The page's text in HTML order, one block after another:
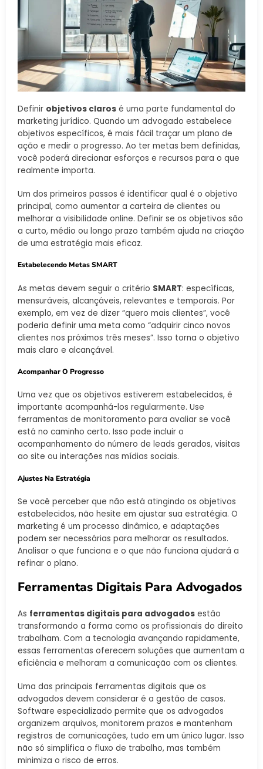
Definir objetivos claros é uma parte fundamental do
marketing jurídico. Quando um advogado estabelece
objetivos específicos, é mais fácil traçar um plano de
ação e medir o progresso. Ao ter metas bem definidas,
você poderá direcionar esforços e recursos para o que
realmente importa.
Um dos primeiros passos é identificar qual é o objetivo
principal, como aumentar a carteira de clientes ou
melhorar a visibilidade online. Definir se os objetivos são
a curto, médio ou longo prazo também ajuda na criação
de uma estratégia mais eficaz.
Estabelecendo Metas SMART
As metas devem seguir o critério SMART: específicas,
mensuráveis, alcançáveis, relevantes e temporais. Por
exemplo, em vez de dizer “quero mais clientes”, você
poderia definir uma meta como “adquirir cinco novos
clientes nos próximos três meses”. Isso torna o objetivo
mais claro e alcançável.
Acompanhar O Progresso
Uma vez que os objetivos estiverem estabelecidos, é
importante acompanhá-los regularmente. Use
ferramentas de monitoramento para avaliar se você
está no caminho certo. Isso pode incluir o
acompanhamento do número de leads gerados, visitas
ao site ou interações nas mídias sociais.
Ajustes Na Estratégia
Se você perceber que não está atingindo os objetivos
estabelecidos, não hesite em ajustar sua estratégia. O
marketing é um processo dinâmico, e adaptações
podem ser necessárias para melhorar os resultados.
Analisar o que funciona e o que não funciona ajudará a
refinar o plano.
Ferramentas Digitais Para Advogados
As ferramentas digitais para advogados estão
transformando a forma como os profissionais do direito
trabalham. Com a tecnologia avançando rapidamente,
essas ferramentas oferecem soluções que aumentam a
eficiência e melhoram a comunicação com os clientes.
Uma das principais ferramentas digitais que os
advogados devem considerar é a gestão de casos.
Software especializado permite que os advogados
organizem arquivos, monitorem prazos e mantenham
registros de comunicações, tudo em um único lugar. Isso
não só simplifica o fluxo de trabalho, mas também
minimiza o risco de erros.